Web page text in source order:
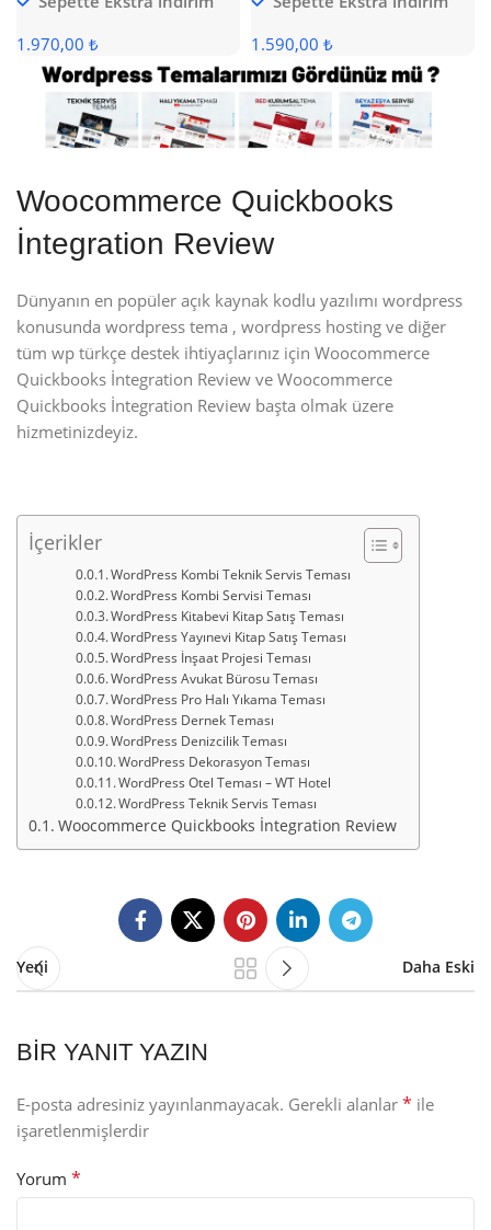
1.970,00 ₺
1.590,00 ₺
Woocommerce Quickbooks
İntegration Review
Dünyanın en popüler açık kaynak kodlu yazılımı wordpress
konusunda wordpress tema , wordpress hosting ve diğer
tüm wp türkçe destek ihtiyaçlarınız için Woocommerce
Quickbooks İntegration Review ve Woocommerce
Quickbooks İntegration Review başta olmak üzere
hizmetinizdeyiz.
İçerikler
WordPress Kombi Teknik Servis Teması
WordPress Kombi Servisi Teması
WordPress Kitabevi Kitap Satış Teması
WordPress Yayınevi Kitap Satış Teması
WordPress İnşaat Projesi Teması
WordPress Avukat Bürosu Teması
WordPress Pro Halı Yıkama Teması
WordPress Dernek Teması
WordPress Denizcilik Teması
WordPress Dekorasyon Teması
WordPress Otel Teması – WT Hotel
WordPress Teknik Servis Teması
Woocommerce Quickbooks İntegration Review
Yeni Daha Eski
BIR YANIT YAZIN
E-posta adresiniz yayınlanmayacak. Gerekli alanlar * ile
işaretlenmişlerdir
Yorum *